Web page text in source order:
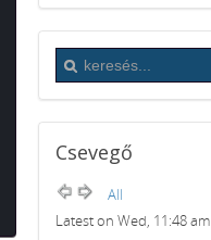
Csevegő
All
Latest on Wed, 11:48 am